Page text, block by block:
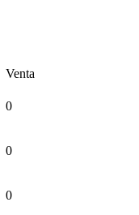
Venta
0
0
0